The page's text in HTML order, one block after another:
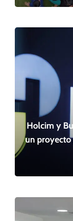
Holcim y
un proyecto